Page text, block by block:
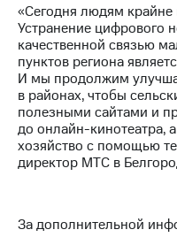
Документы
ПАО
"МТС"
Собрания
акционеров
Личный
кабинет
акционера
Акционерный
капитал
Рынок
«Сегодня людям крайне
Устранение цифрового
качественной связью
пунктов региона
И мы продолжим
в районах, чтобы
полезными сайтами и
до онлайн-кинотеатра,
хозяйство с помощью
директор МТС в
За дополнительной